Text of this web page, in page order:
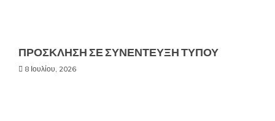
ΠΡΟΣΚΛΗΣΗ ΣΕ ΣΥΝΕΝΤΕΥΞΗ ΤΥΠΟΥ
8 Ιουλίου, 2026